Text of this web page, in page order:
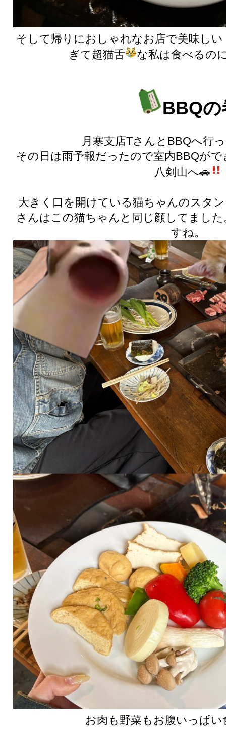
そして帰りにおしゃれなお店で美味し
ぎて超猫舌
な私は食べるの
BBQの
月寒支店TさんとBBQへ行
その日は雨予報だったので室内BBQが
八剣山へ🚗
大きく口を開けている猫ちゃんのスタ
さんはこの猫ちゃんと同じ顔してまし
すね。
お肉も野菜もお腹いっぱ